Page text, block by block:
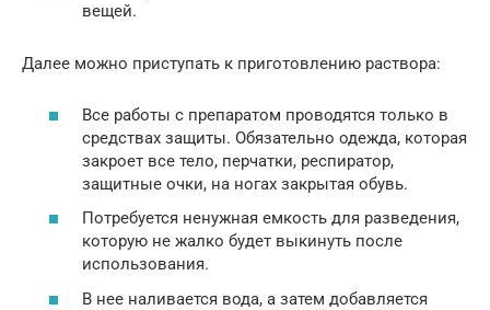
вещей.
Далее можно приступать к приготовлению раствора:
Все работы с препаратом проводятся только в
средствах защиты. Обязательно одежда, которая
закроет все тело, перчатки, респиратор,
защитные очки, на ногах закрытая обувь.
Потребуется ненужная емкость для разведения,
которую не жалко будет выкинуть после
использования.
В нее наливается вода, а затем добавляется